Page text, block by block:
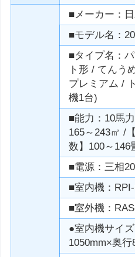
■メーカー：
■モデル名：
■タイプ名：
ト形 / てんう
プレミアム /
機1台)
■能力：10馬
165～243㎡ /
数】100～146
■電源：三相
■室内機：
■室外機：
●室内機サイ
1050mm×奥行